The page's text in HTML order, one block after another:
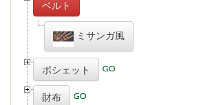
ベルト
ミサンガ風
ポシェット
財布